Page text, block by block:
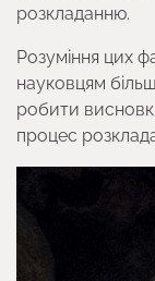
розкладанню.
Розуміння цих
науковцям
робити
процес